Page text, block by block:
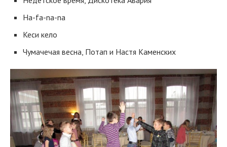
Ha-fa-na-na
Кеси кело
Чумачечая весна, Потап и Настя Каменских